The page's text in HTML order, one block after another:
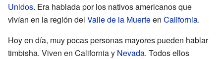
Unidos. Era hablada por los nativos americanos que
vivían en la región del Valle de la Muerteen California.
Hoy en día, muy pocas personas mayores pueden hablar
timbisha. Viven en California y Nevada. Todos ellos